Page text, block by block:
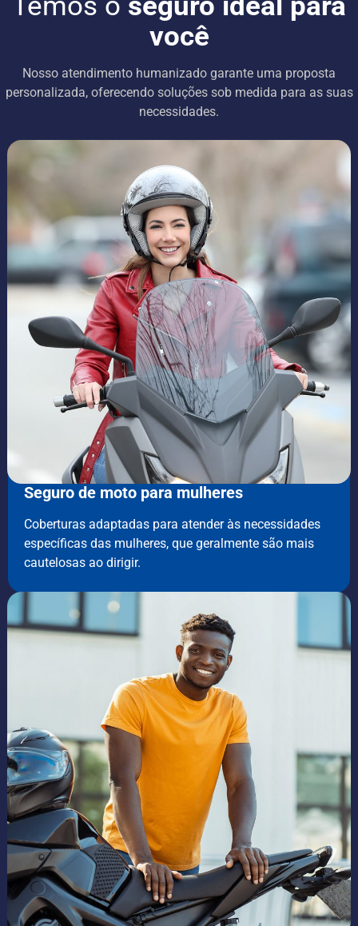
você
Nosso atendimento humanizado garante uma proposta
personalizada, oferecendo soluções sob medida para as suas
necessidades.
Seguro de moto para mulheres
Coberturas adaptadas para atender às necessidades
específicas das mulheres, que geralmente são mais
cautelosas ao dirigir.